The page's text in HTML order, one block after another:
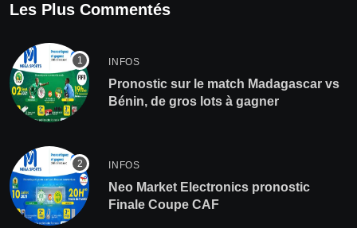
Les Plus Commentés
INFOS
Pronostic sur le match Madagascar vs
Bénin, de gros lots à gagner
INFOS
Neo Market Electronics pronostic
Finale Coupe CAF